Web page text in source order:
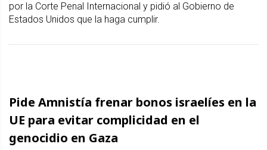
por la Corte Penal Internacional y pidió al Gobierno de
Estados Unidos que la haga cumplir.
Pide Amnistía frenar bonos israelíes en la
UE para evitar complicidad en el
genocidio en Gaza